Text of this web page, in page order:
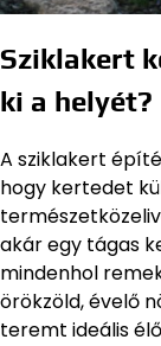
Sziklakert
ki a helyét?
A sziklakert
hogy kertedet
akár egy tágas
mindenhol
örökzöld, évelő
teremt ideális